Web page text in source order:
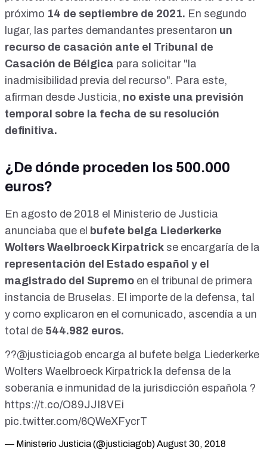
próximo 14 de septiembre de 2021. En segundo
lugar, las partes demandantes presentaron un
recurso de casación ante el Tribunal de
Casación de Bélgica para solicitar "la
inadmisibilidad previa del recurso". Para este,
afirman desde Justicia, no existe una previsión
temporal sobre la fecha de su resolución
definitiva.
¿De dónde proceden los 500.000
euros?
En agosto de 2018 el Ministerio de Justicia
anunciaba que el bufete belga Liederkerke
Wolters Waelbroeck Kirpatrick se encargaría de la
representación del Estado español y el
magistrado del Supremo en el tribunal de primera
instancia de Bruselas. El importe de la defensa, tal
y como explicaron en el comunicado, ascendía a un
total de 544.982 euros.
??@justiciagob encarga al bufete belga Liederkerke
Wolters Waelbroeck Kirpatrick la defensa de la
soberanía e inmunidad de la jurisdicción española ?
https://t.co/O89JJI8VEi
pic.twitter.com/6QWeXFycrT
— Ministerio Justicia (@justiciagob)August 30, 2018